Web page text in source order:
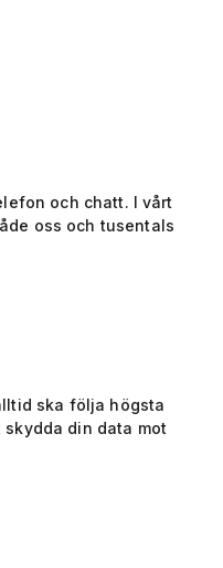
och chatt. I vårt
oss och tusentals
ska följa högsta
din data mot